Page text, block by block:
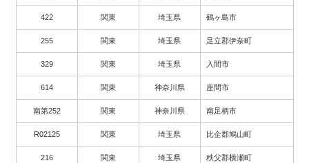
422 関東 埼玉県 鶴ヶ島市
255 関東 埼玉県 足立郡伊奈町
329 関東 埼玉県 入間市
614 関東 神奈川県 座間市
南第252 関東 神奈川県 南足柄市
R02125 関東 埼玉県 比企郡鳩山町
216 関東 埼玉県 秩父郡横瀬町